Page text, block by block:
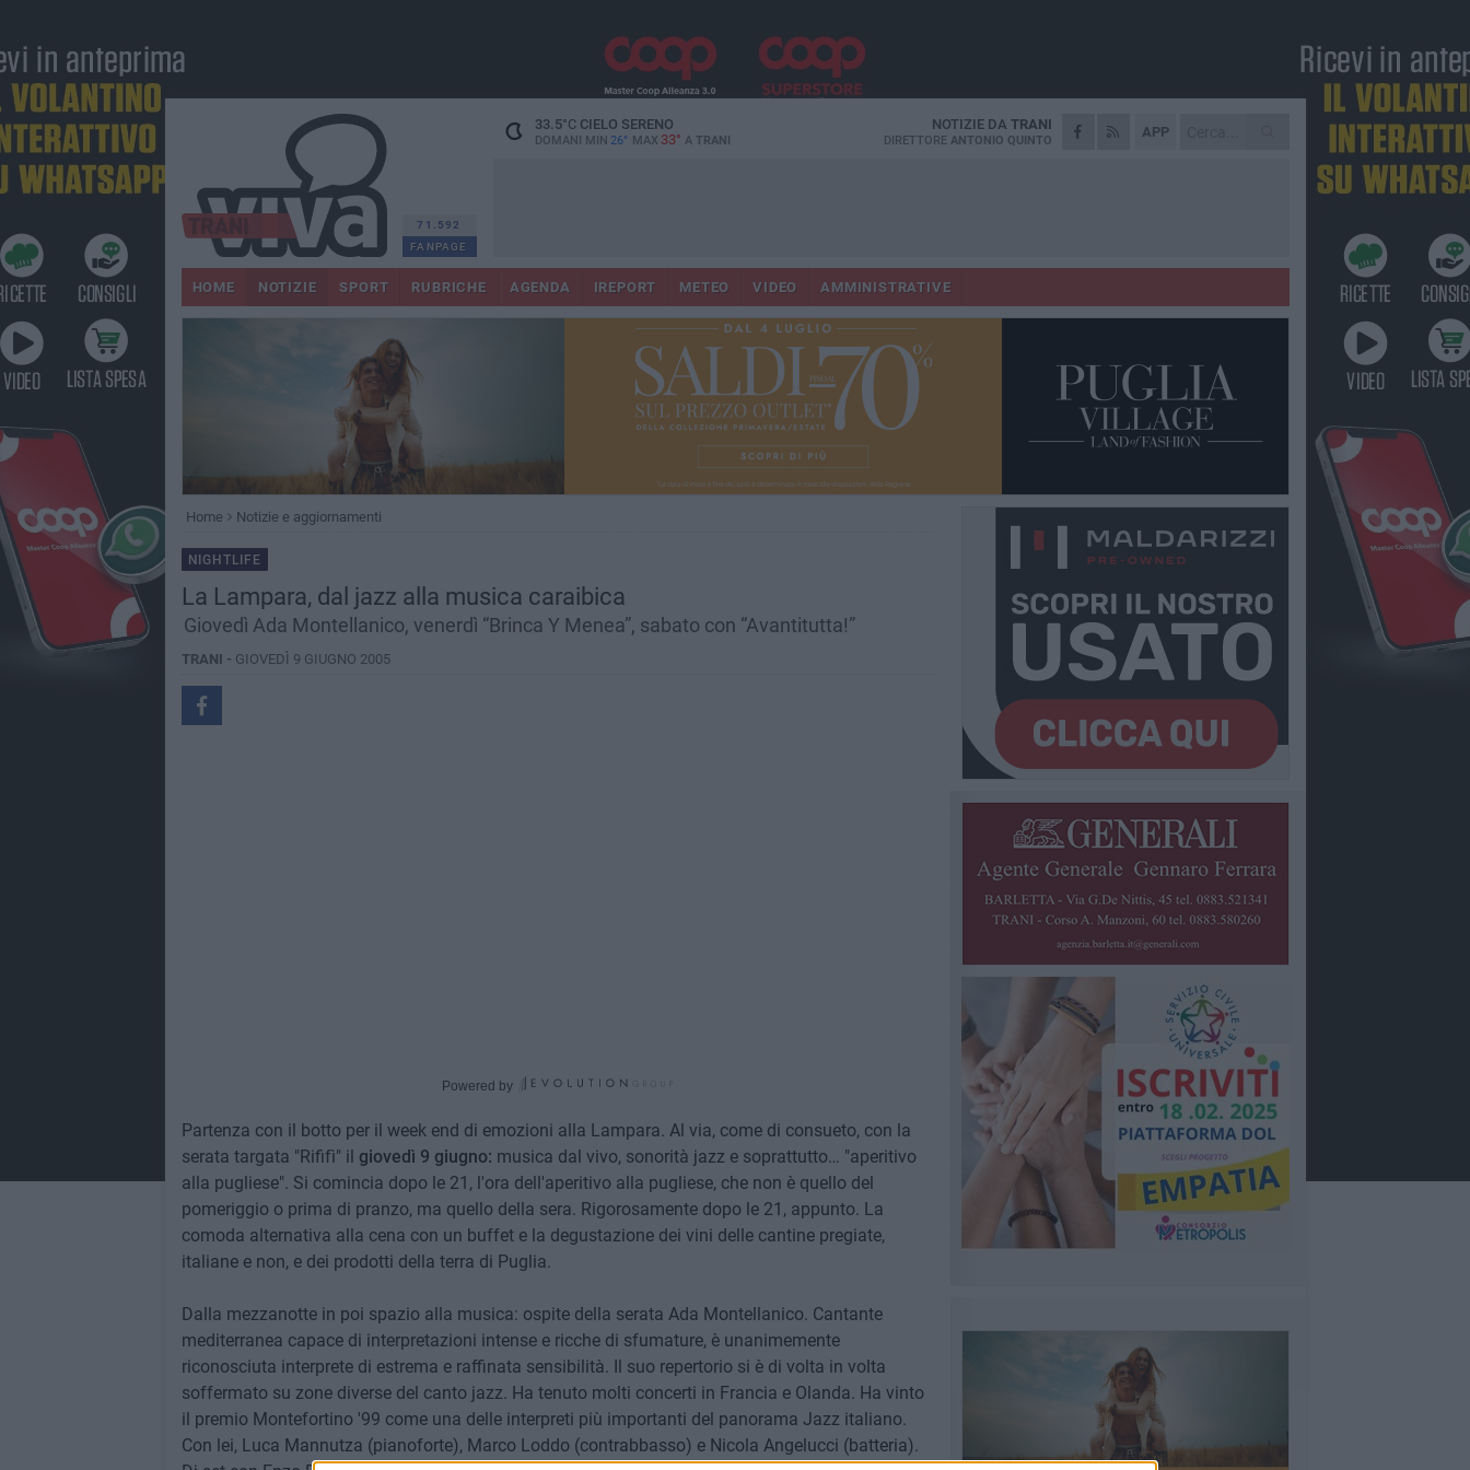
71.592
FANPAGE
33.5°CCIELO SERENO
DOMANI MIN 26° MAX 33° A TRANI
APP
NOTIZIE DA TRANI
DIRETTORE ANTONIO QUINTO
HOME NOTIZIE SPORT RUBRICHE AGENDA IREPORT METEO VIDEO AMMINISTRATIVE
Home Notizie e aggiornamenti
NIGHTLIFE
La Lampara, dal jazz alla musica caraibica
Giovedì Ada Montellanico, venerdì “Brinca Y Menea”, sabato con “Avantitutta!”
TRANI - GIOVEDÌ 9 GIUGNO 2005
Powered by
Partenza con il botto per il week end di emozioni alla Lampara. Al via, come di consueto, con la
serata targata "Rififì" il giovedì 9 giugno: musica dal vivo, sonorità jazz e soprattutto… "aperitivo
alla pugliese". Si comincia dopo le 21, l'ora dell'aperitivo alla pugliese, che non è quello del
pomeriggio o prima di pranzo, ma quello della sera. Rigorosamente dopo le 21, appunto. La
comoda alternativa alla cena con un buffet e la degustazione dei vini delle cantine pregiate,
italiane e non, e dei prodotti della terra di Puglia.
Dalla mezzanotte in poi spazio alla musica: ospite della serata Ada Montellanico. Cantante
mediterranea capace di interpretazioni intense e ricche di sfumature, è unanimemente
riconosciuta interprete di estrema e raffinata sensibilità. Il suo repertorio si è di volta in volta
soffermato su zone diverse del canto jazz. Ha tenuto molti concerti in Francia e Olanda. Ha vinto
il premio Montefortino '99 come una delle interpreti più importanti del panorama Jazz italiano.
Con lei, Luca Mannutza (pianoforte), Marco Loddo (contrabbasso) e Nicola Angelucci (batteria).